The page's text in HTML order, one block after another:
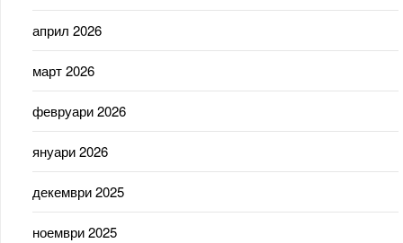
април 2026
март 2026
февруари 2026
януари 2026
декември 2025
ноември 2025